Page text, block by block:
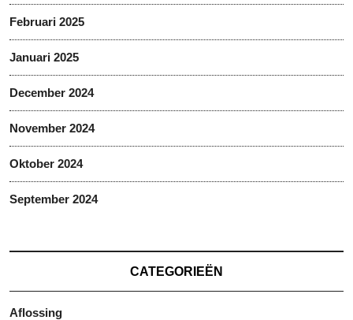
Februari 2025
Januari 2025
December 2024
November 2024
Oktober 2024
September 2024
CATEGORIEËN
Aflossing